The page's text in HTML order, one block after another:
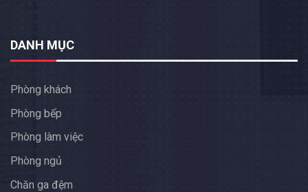
DANH MỤC
Phòng khách
Phòng bếp
Phòng làm việc
Phòng ngủ
Chăn ga đệm